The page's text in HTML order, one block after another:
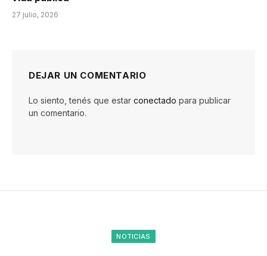
27 julio, 2026
DEJAR UN COMENTARIO
Lo siento, tenés que estar conectado para publicar
un comentario.
NOTICIAS